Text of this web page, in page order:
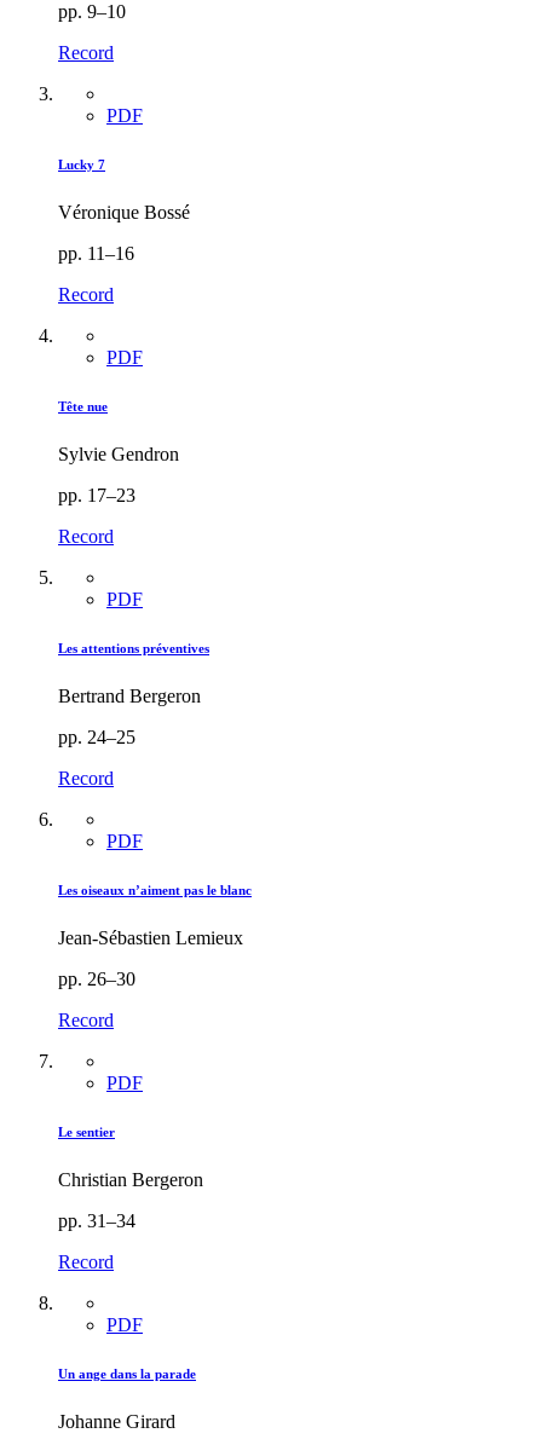
pp. 9–10
Record
PDF
Lucky 7
Véronique Bossé
pp. 11–16
Record
PDF
Tête nue
Sylvie Gendron
pp. 17–23
Record
PDF
Les attentions préventives
Bertrand Bergeron
pp. 24–25
Record
PDF
Les oiseaux n’aiment pas le blanc
Jean-Sébastien Lemieux
pp. 26–30
Record
PDF
Le sentier
Christian Bergeron
pp. 31–34
Record
PDF
Un ange dans la parade
Johanne Girard